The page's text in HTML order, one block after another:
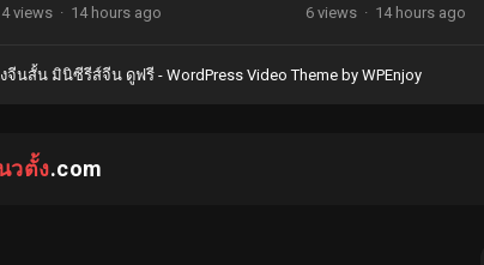
4 views · 14 hours ago 6 views · 14 hours ago
จีนสั้น มินิซีรีส์จีน ดูฟรี - WordPress Video Theme by WPEnjoy
วตั้ง.com